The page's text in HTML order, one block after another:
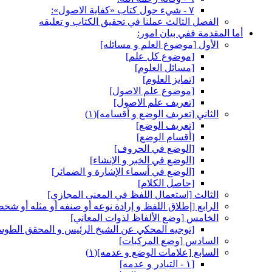
٧ - شي‏ء حول كتاب «كفاية الاصول»:
الفصل الثالث عملنا في تحقيق الكتاب و تعليقه
أما المقدمة ففي بيان امور:
الأول‏ [موضوع العلم و مسائله‏]
[موضوع كل علم‏]
[مسائل العلوم‏]
[تمايز العلوم‏]
[موضوع علم الاصول‏]
[تعريف علم الاصول‏]
الثاني‏ [تعريف الوضع و أقسامه‏](١)
[تعريف الوضع‏]
[أقسام الوضع‏]
[الوضع في الحروف‏]
[الوضع في الخبر و الإنشاء]
[الوضع في أسماء الإشارة و الضمائر]
[حاصل الكلام‏]
الثالث‏ [استعمال اللفظ في المعنى المجازي‏]
الرابع‏ [إطلاق اللفظ و إرادة نوعه أو صنفه أو مثله أو
الخامس‏ [وضع الألفاظ لذوات المعاني‏]
[توجيه المحكي عن الشيخ الرئيس و المحقق
السادس‏ [وضع المركبات‏]
السابع‏ [علامات الوضع و عدمه‏](١)
[١ - التبادر و عدمه‏]